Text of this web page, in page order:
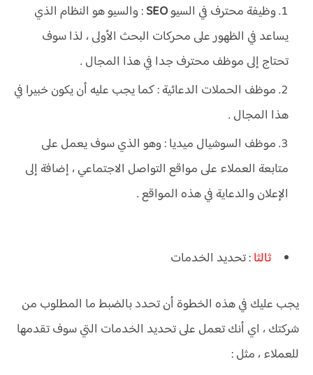
وظيفة محترف في السيوSEO: والسيو هو النظام الذي
يساعد في الظهور على محركات البحث الأولى ، لذا سوف
تحتاج إلى موظف محترف جدا في هذا المجال .
موظف الحملات الدعائية : كما يجب عليه أن يكون خبيرا في
هذا المجال .
موظف السوشيال ميديا : وهو الذي سوف يعمل على
متابعة العملاء على مواقع التواصل الاجتماعي ، إضافة إلى
الإعلان والدعاية في هذه المواقع .
ثالثا: تحديد الخدمات
يجب عليك في هذه الخطوة أن تحدد بالضبط ما المطلوب من
شركتك ، اي أنك تعمل على تحديد الخدمات التي سوف تقدمها
للعملاء ، مثل :